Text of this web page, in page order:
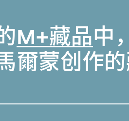
M+藏品中
爾蒙创作